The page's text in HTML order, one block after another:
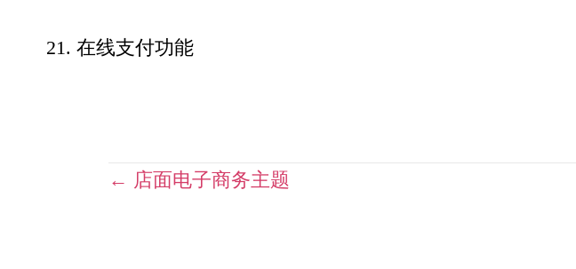
21. 在线支付功能
Posts
← 店面电子商务主题